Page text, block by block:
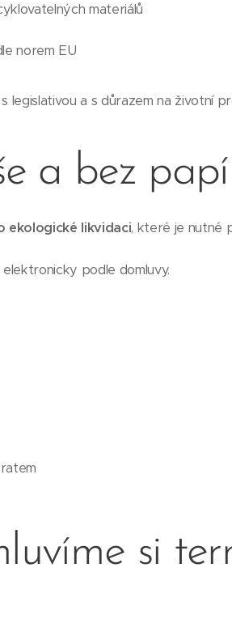
materiálů
norem EU
legislativou a s důrazem na životní
a bez
ekologické likvidaci, které je nutné
podle domluvy.
si